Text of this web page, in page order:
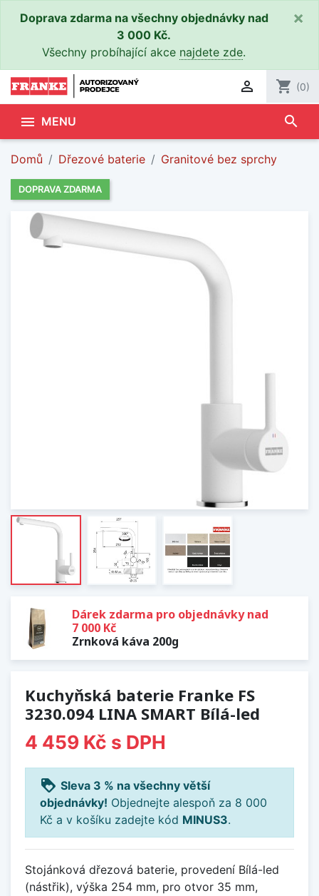
Doprava zdarma na všechny objednávky nad
3 000 Kč.
Všechny probíhající akce najdete zde.
×
 shopping_cart (0)
 MENU search
Domů Dřezové baterie Granitové bez sprchy
DOPRAVA ZDARMA
Dárek zdarma pro objednávky nad
7 000 Kč
Zrnková káva 200g
Kuchyňská baterie Franke FS
3230.094 LINA SMART Bílá-led
4 459 Kč s DPH
loyalty Sleva 3 % na všechny větší
objednávky! Objednejte alespoň za 8 000
Kč a v košíku zadejte kód MINUS3.
Stojánková dřezová baterie, provedení Bílá-led
(nástřik), výška 254 mm, pro otvor 35 mm,